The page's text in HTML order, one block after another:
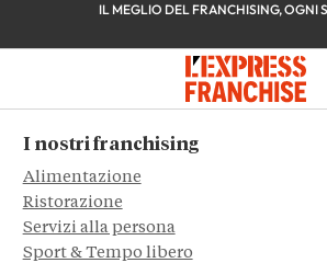
IL MEGLIO DEL FRANCHISING, OGNI
I nostri franchising
Alimentazione
Ristorazione
Servizi alla persona
Sport & Tempo libero